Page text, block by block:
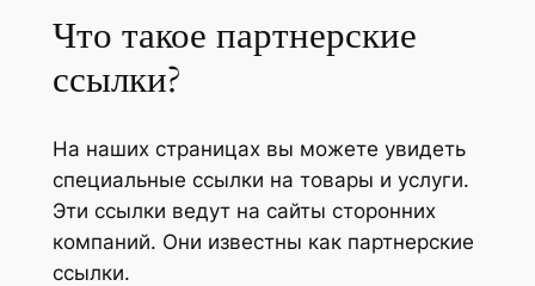
Что такое партнерские
ссылки?
На наших страницах вы можете увидеть
специальные ссылки на товары и услуги.
Эти ссылки ведут на сайты сторонних
компаний. Они известны как партнерские
ссылки.